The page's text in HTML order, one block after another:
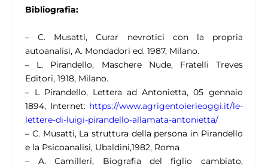
Bibliografia:
– C. Musatti, Curar nevrotici con la propria
autoanalisi, A. Mondadori ed. 1987, Milano.
– L. Pirandello, Maschere Nude, Fratelli Treves
Editori, 1918, Milano.
– L Pirandello, Lettera ad Antonietta, 05 gennaio
1894, Internet: https://www.agrigentoierieoggi.it/le-
lettere-di-luigi-pirandello-allamata-antonietta/
– C. Musatti, La struttura della persona in Pirandello
e la Psicoanalisi, Ubaldini,1982, Roma
– A. Camilleri, Biografia del figlio cambiato,